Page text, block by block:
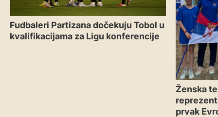
Fudbaleri Partizana dočekuju Tobol u
kvalifikacijama za Ligu konferencije
Ženska
prvak